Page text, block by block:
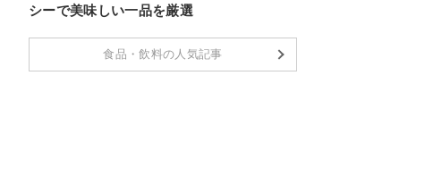
シーで美味しい一品を厳選
食品・飲料の人気記事